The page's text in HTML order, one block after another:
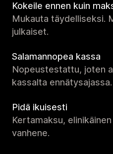
Kokeile ennen kuin
Mukauta täydelliseksi.
julkaiset.
Salamannopea kassa
Nopeustestattu, joten
kassalta ennätysajassa.
Pidä ikuisesti
Kertamaksu,
vanhene.